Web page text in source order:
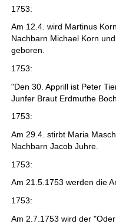
1753:
Am 12.4. wird Martinus
Nachbarn Michael Korn
geboren.
1753:
"Den 30. Apprill ist Peter
Junfer Braut Erdmuthe
1753:
Am 29.4. stirbt Maria
Nachbarn Jacob Juhre.
1753:
Am 21.5.1753 werden die
1753:
Am 2.7.1753 wird der